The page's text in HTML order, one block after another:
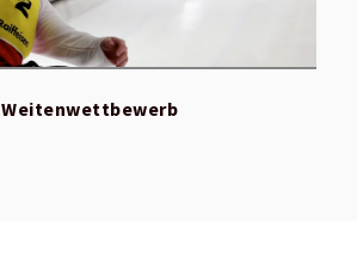
Weitenwettbewerb